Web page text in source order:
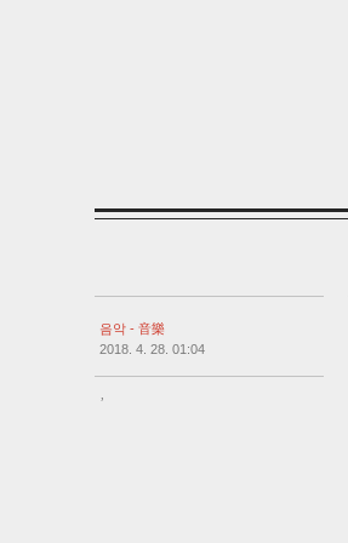
음악 - 音樂
2018. 4. 28. 01:04